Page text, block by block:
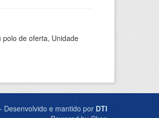
de oferta, Unidade
Desenvolvido e mantido por DTI